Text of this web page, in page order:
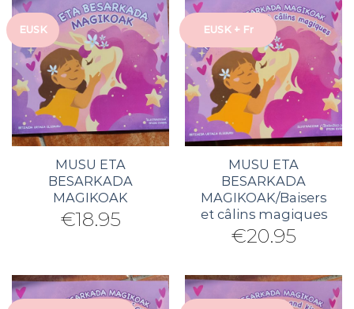
EUSK
MUSU ETA
BESARKADA
MAGIKOAK
€18.95
EUSK + Fr
MUSU ETA
BESARKADA
MAGIKOAK/Baisers
et câlins magiques
€20.95